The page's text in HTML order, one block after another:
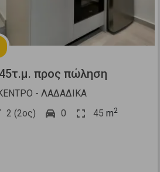
προς πώληση
- ΛΑΔΑΔΙΚΑ
2 (2ος) 0 45 m2